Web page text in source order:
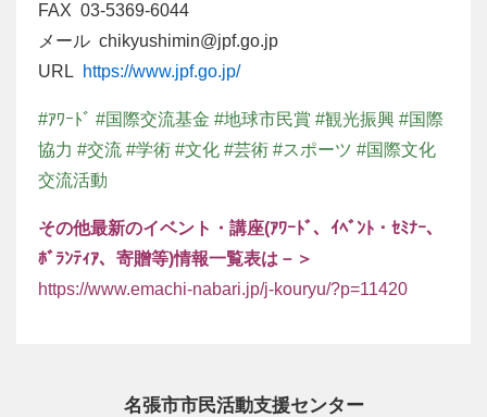
FAX 03-5369-6044
メール chikyushimin@jpf.go.jp
URL
https://www.jpf.go.jp/
#ｱﾜｰﾄﾞ #国際交流基金 #地球市民賞 #観光振興 #国際
協力 #交流 #学術 #文化 #芸術 #スポーツ #国際文化
交流活動
その他最新のイベント・講座(ｱﾜｰﾄﾞ、ｲﾍﾞﾝﾄ・ｾﾐﾅｰ、
ﾎﾞﾗﾝﾃｨｱ、寄贈等)情報一覧表は－＞
https://www.emachi-nabari.jp/j-kouryu/?p=11420
名張市市民活動支援センター